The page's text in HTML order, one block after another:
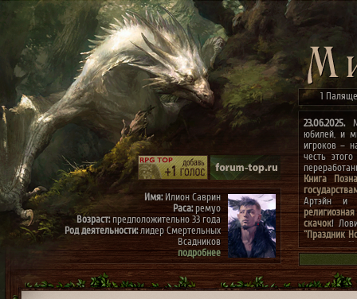
1
23.06.2025.
юбилей, и
игроков –
честь
Книга
Артэйн и
скачок!
"Праздник
конкурсах
архиве"(до
к
Имя:Илион Саврин
Раса:ремуо
Возраст:предположительно 33 года
Род деятельности:лидер Смертельных
Всадников
подробнее
Имя:Тэрис
Раса:ремуо
Возраст:предположительно 30 лет